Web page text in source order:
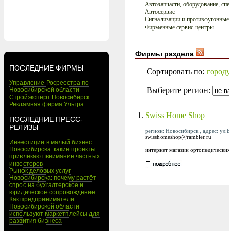
ПОСЛЕДНИЕ ФИРМЫ
Управление Росреестра по
Новосибирской области
Стройэксперт Новосибирск
Рекламная фирма Ультра
ПОСЛЕДНИЕ ПРЕСС-
РЕЛИЗЫ
Инвестиции в малый бизнес
Новосибирска: какие проекты
привлекают внимание частных
инвесторов
Рынок деловых услуг
Новосибирска: почему растёт
спрос на бухгалтерское и
юридическое сопровождение
Как предприниматели
Новосибирской области
используют маркетплейсы для
развития бизнеса
Автозапчасти, оборудование,
Автосервис
Сигнализации и
Фирменные сервис-центры
Фирмы раздела
Сортировать по:
Выберите регион:
1. Swiss Home Shop
регион: Новосибирск , адрес:
swisshomeshop@rambler.ru
интернет магазин